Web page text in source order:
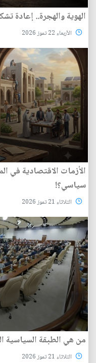
الهوية والهجرة.. إعادة
الأربعاء 22 تموز 2026
الأزمات الاقتصادية في
سياسي؟!
الثلاثاء 21 تموز 2026
من هي الطبقة السياسية
الثلاثاء 21 تموز 2026